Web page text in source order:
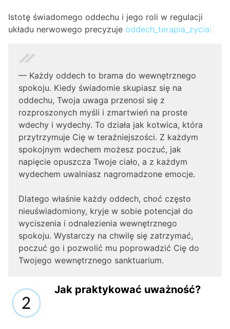
Istotę świadomego oddechu i jego roli w regulacji
układu nerwowego precyzuje oddech_terapia_zycia:
— Każdy oddech to brama do wewnętrznego
spokoju. Kiedy świadomie skupiasz się na
oddechu, Twoja uwaga przenosi się z
rozproszonych myśli i zmartwień na proste
wdechy i wydechy. To działa jak kotwica, która
przytrzymuje Cię w teraźniejszości. Z każdym
spokojnym wdechem możesz poczuć, jak
napięcie opuszcza Twoje ciało, a z każdym
wydechem uwalniasz nagromadzone emocje.
Dlatego właśnie każdy oddech, choć często
nieuświadomiony, kryje w sobie potencjał do
wyciszenia i odnalezienia wewnętrznego
spokoju. Wystarczy na chwilę się zatrzymać,
poczuć go i pozwolić mu poprowadzić Cię do
Twojego wewnętrznego sanktuarium.
Jak praktykować uważność?